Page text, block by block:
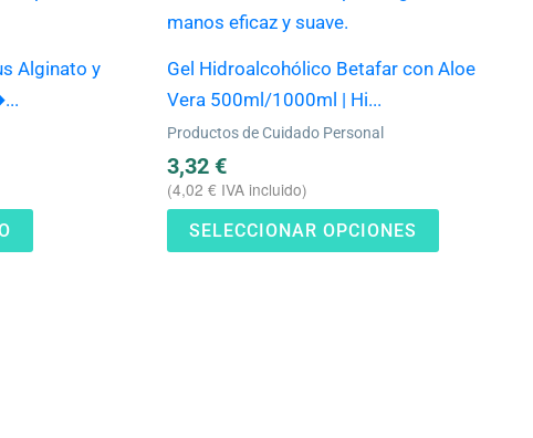
Alginato y
Gel Hidroalcohólico Betafar con Aloe
Vera 500ml/1000ml | Hi...
Productos de Cuidado Personal
3,32 €
(4,02 € IVA incluido)
SELECCIONAR OPCIONES
pueden